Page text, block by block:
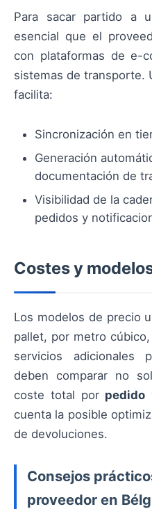
Para sacar partido a
esencial que el
con plataformas de e-
sistemas de transporte.
facilita:
Sincronización en
Generación
documentación de
Visibilidad de la
pedidos y
Costes y
Los modelos de precio
pallet, por metro
servicios adicionales
deben comparar no
coste total por pedido
cuenta la posible
de devoluciones.
Consejos
proveedor en